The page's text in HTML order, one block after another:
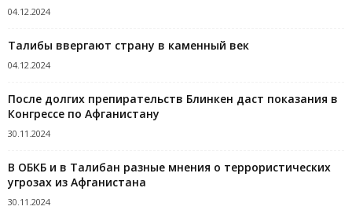
04.12.2024
Талибы ввергают страну в каменный век
04.12.2024
После долгих препирательств Блинкен даст показания в
Конгрессе по Афганистану
30.11.2024
В ОБКБ и в Талибан разные мнения о террористических
угрозах из Афганистана
30.11.2024